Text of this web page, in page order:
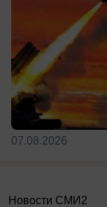
07.08.2026
Новости СМИ2